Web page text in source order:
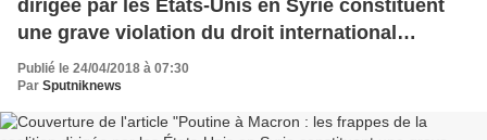
dirigée par les États-Unis en Syrie constituent
une grave violation du droit international
(Sputniknews)
Publié le 24/04/2018 à 07:30
Par Sputniknews